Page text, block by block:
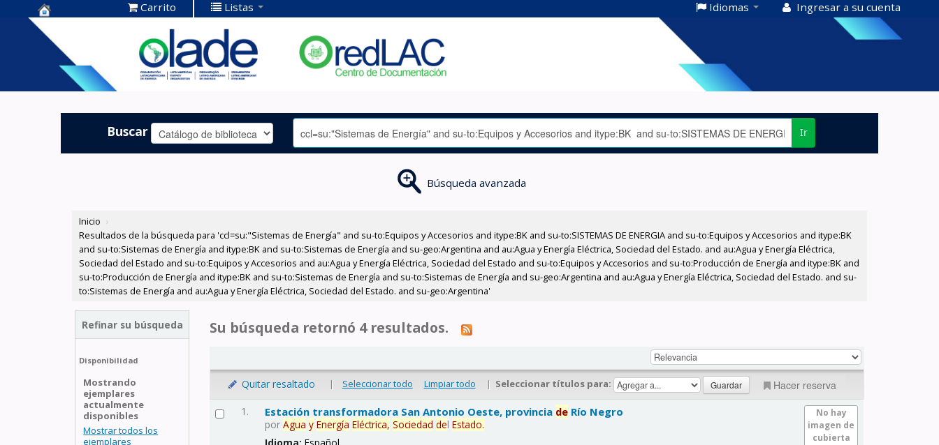
Centro de
Documentación
OLADE -
Carrito Listas Idiomas Ingresar a su cuenta
Buscar Ir
Búsqueda avanzada
Inicio ›
Resultados de la búsqueda para 'ccl=su:"Sistemas de Energía" and su-to:Equipos y Accesorios and itype:BK and su-to:SISTEMAS DE ENERGIA and su-to:Equipos y Accesorios and itype:BK
and su-to:Sistemas de Energía and itype:BK and su-to:Sistemas de Energía and su-geo:Argentina and au:Agua y Energía Eléctrica, Sociedad del Estado. and au:Agua y Energía Eléctrica,
Sociedad del Estado and su-to:Equipos y Accesorios and au:Agua y Energía Eléctrica, Sociedad del Estado and su-to:Equipos y Accesorios and su-to:Producción de Energía and itype:BK and
su-to:Producción de Energía and itype:BK and su-to:Sistemas de Energía and su-to:Sistemas de Energía and su-geo:Argentina and au:Agua y Energía Eléctrica, Sociedad del Estado. and su-
to:Sistemas de Energía and au:Agua y Energía Eléctrica, Sociedad del Estado. and su-geo:Argentina'
Refinar su búsqueda
Disponibilidad
Mostrando
ejemplares
actualmente
disponibles
Mostrar todos los
ejemplares
Su búsqueda retornó 4 resultados.
Quitar resaltado | Seleccionar todo Limpiar todo | Seleccionar títulos para: Hacer reserva
1.
No hay
imagen de
cubierta
Estación transformadora San Antonio Oeste, provincia de Río Negro
porAgua y Energía Eléctrica, Sociedad delEstado.